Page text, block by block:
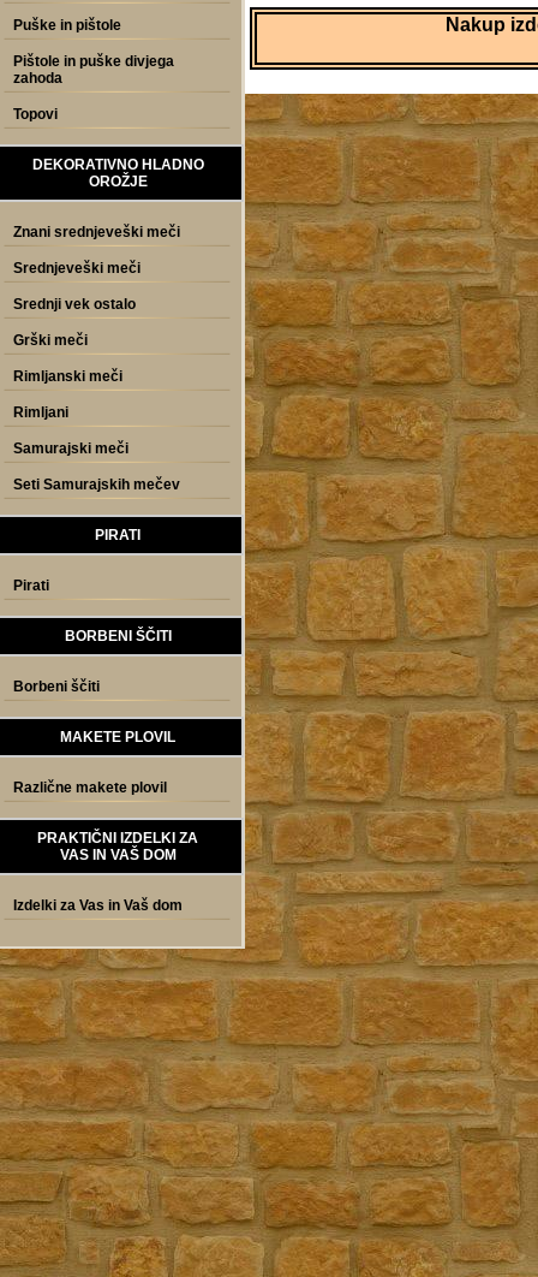
Nakup
Puške in pištole
Pištole in puške divjega
zahoda
Topovi
DEKORATIVNO HLADNO
OROŽJE
Znani srednjeveški meči
Srednjeveški meči
Srednji vek ostalo
Grški meči
Rimljanski meči
Rimljani
Samurajski meči
Seti Samurajskih mečev
PIRATI
Pirati
BORBENI ŠČITI
Borbeni ščiti
MAKETE PLOVIL
Različne makete plovil
PRAKTIČNI IZDELKI ZA
VAS IN VAŠ DOM
Izdelki za Vas in Vaš dom